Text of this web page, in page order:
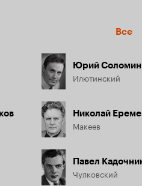
обороны белых и спасает
председателя
Все
Юрий Соломин
Илютинский
Николай
Макеев
Павел
Чулковский